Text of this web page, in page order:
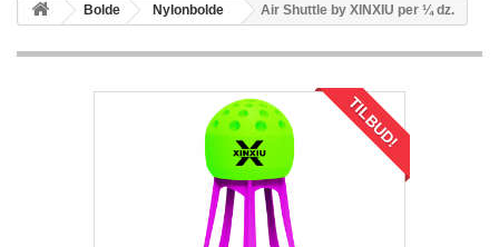
Bolde Nylonbolde Air Shuttle by XINXIU per ¼ dz.
TILBUD!